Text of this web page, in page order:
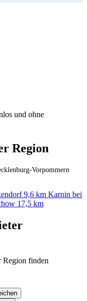
und ohne
Region
Vorpommern
9,6 km Karnin bei
17,5 km
Region finden